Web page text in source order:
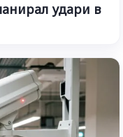
удари в